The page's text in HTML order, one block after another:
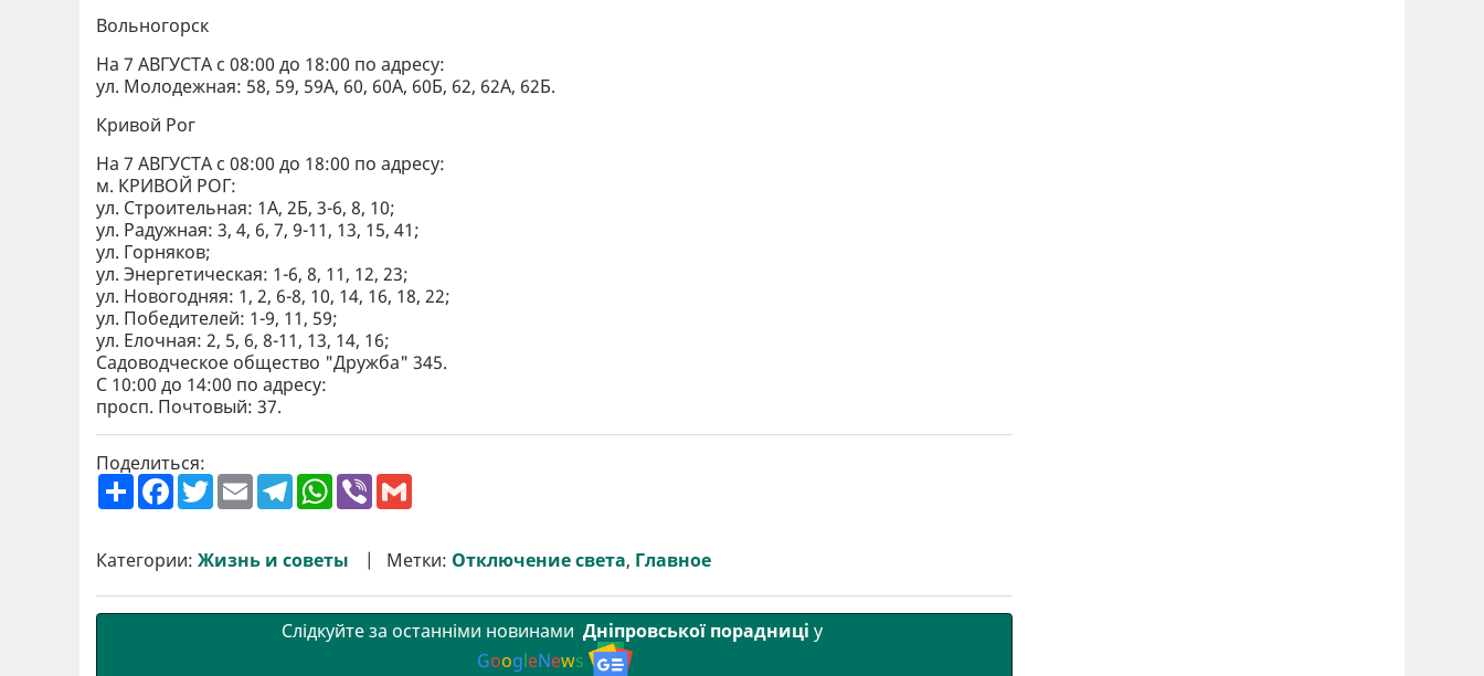
Вольногорск
На 7 АВГУСТА с 08:00 до 18:00 по адресу:
ул. Молодежная: 58, 59, 59А, 60, 60А, 60Б, 62, 62А, 62Б.
Кривой Рог
На 7 АВГУСТА с 08:00 до 18:00 по адресу:
м. КРИВОЙ РОГ:
ул. Строительная: 1А, 2Б, 3-6, 8, 10;
ул. Радужная: 3, 4, 6, 7, 9-11, 13, 15, 41;
ул. Горняков;
ул. Энергетическая: 1-6, 8, 11, 12, 23;
ул. Новогодняя: 1, 2, 6-8, 10, 14, 16, 18, 22;
ул. Победителей: 1-9, 11, 59;
ул. Елочная: 2, 5, 6, 8-11, 13, 14, 16;
Садоводческое общество "Дружба" 345.
С 10:00 до 14:00 по адресу:
просп. Почтовый: 37.
Поделиться:
П
о
р
и
F
a
b
o
T
w
t
e
E
m
l
T
e
g
r
W
h
s
A
V
l
Категории: Жизнь и советы Метки: Отключение света, Главное
Слідкуйте за останніми новинами Дніпровської порадниці у
GoogleNews